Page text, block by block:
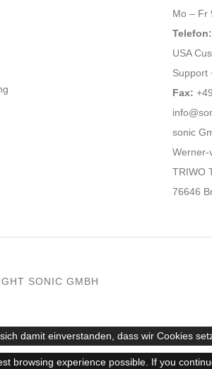
Mo – Fr
Telefon:
USA
Support
Fax:
sonic
Werner-
TRIWO
76646
SONIC GMBH
damit einverstanden, dass wir Cookies
browsing experience possible. If you